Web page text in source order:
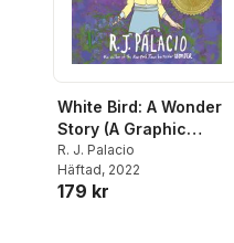
White Bird: A Wonder
Story (A Graphic
Novel)
R. J. Palacio
Häftad, 2022
179 kr